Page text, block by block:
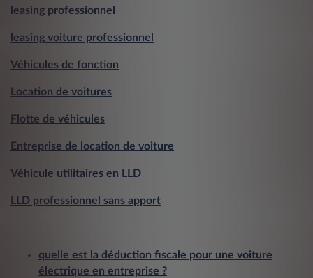
leasing professionnel
leasing voiture professionnel
Véhicules de fonction
Location de voitures
Flotte de véhicules
Entreprise de location de voiture
Véhicule utilitaires en LLD
LLD professionnel sans apport
quelle est la déduction fiscale pour une voiture
électrique en entreprise ?